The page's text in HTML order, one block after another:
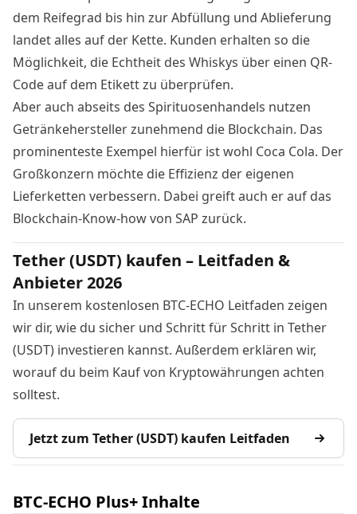
dem Reifegrad bis hin zur Abfüllung und Ablieferung
landet alles auf der Kette. Kunden erhalten so die
Möglichkeit, die Echtheit des Whiskys über einen QR-
Code auf dem Etikett zu überprüfen.
Aber auch abseits des Spirituosenhandels nutzen
Getränkehersteller zunehmend die Blockchain. Das
prominenteste Exempel hierfür ist wohl Coca Cola. Der
Großkonzern möchte die Effizienz der eigenen
Lieferketten verbessern. Dabei greift auch er auf das
Blockchain-Know-how von SAP zurück.
Tether (USDT) kaufen – Leitfaden &
Anbieter 2026
In unserem kostenlosen BTC-ECHO Leitfaden zeigen
wir dir, wie du sicher und Schritt für Schritt in Tether
(USDT) investieren kannst. Außerdem erklären wir,
worauf du beim Kauf von Kryptowährungen achten
solltest.
Jetzt zum Tether (USDT) kaufen Leitfaden
BTC-ECHO Plus+ Inhalte